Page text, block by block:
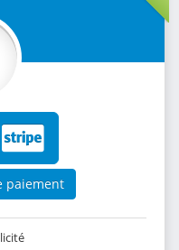
paiement